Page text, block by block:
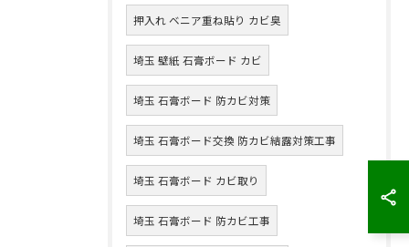
押入れ ベニア重ね貼り カビ臭
埼玉 壁紙 石膏ボード カビ
埼玉 石膏ボード 防カビ対策
埼玉 石膏ボード交換 防カビ結露対策工事
埼玉 石膏ボード カビ取り
埼玉 石膏ボード 防カビ工事